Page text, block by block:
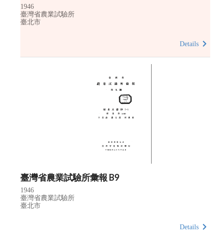
1946
臺灣省農業試驗所
臺北市
Details
臺灣省農業試驗所彙報 B9
1946
臺灣省農業試驗所
臺北市
Details